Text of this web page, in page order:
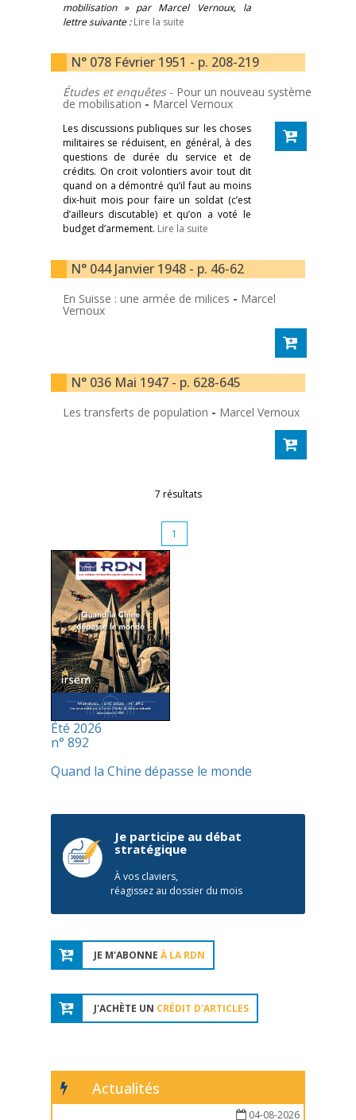
mobilisation » par Marcel Vernoux, la
lettre suivante : Lire la suite
N° 078 Février 1951 - p. 208-219
Études et enquêtes- Pour un nouveau système
de mobilisation - Marcel Vernoux
Les discussions publiques sur les choses
militaires se réduisent, en général, à des
questions de durée du service et de
crédits. On croit volontiers avoir tout dit
quand on a démontré qu’il faut au moins
dix-huit mois pour faire un soldat (c’est
d’ailleurs discutable) et qu’on a voté le
budget d’armement. Lire la suite
N° 044 Janvier 1948 - p. 46-62
En Suisse : une armée de milices - Marcel
Vernoux
N° 036 Mai 1947 - p. 628-645
Les transferts de population - Marcel Vernoux
7 résultats
1
Été 2026
n° 892
Quand la Chine dépasse le monde
Je participe au débat
stratégique
À vos claviers,
réagissez au dossier du mois
JE M'ABONNE À LA RDN
J'ACHÈTE UN CRÉDIT D'ARTICLES
Actualités
04-08-2026